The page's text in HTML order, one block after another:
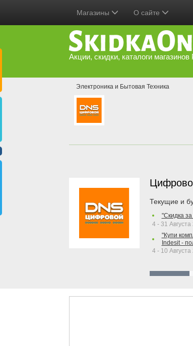
Магазины О сайте
Акции, скидки, каталоги магазинов
Электроника и Бытовая Техника
Текущие и
"Скидка
4 - 31 Августа
"Купи
Indesit -
4 - 10 Августа